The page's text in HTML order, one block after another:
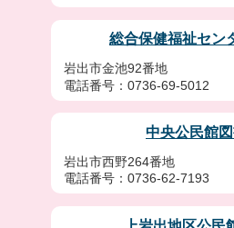
総合保健福祉セン
岩出市金池92番地
電話番号：0736-69-5012
中央公民館
岩出市西野264番地
電話番号：0736-62-7193